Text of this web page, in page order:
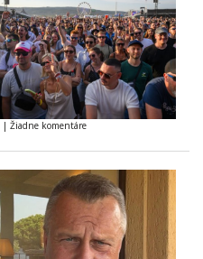
| Žiadne komentáre